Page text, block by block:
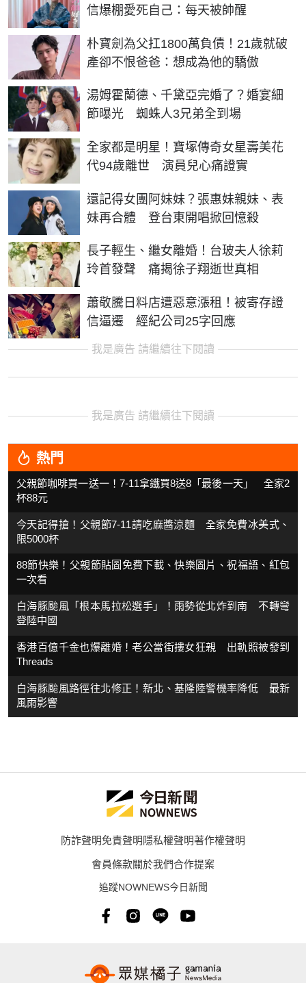
信爆棚愛死自己：每天被帥醒
朴寶劍為父扛1800萬負債！21歲就破
產卻不恨爸爸：想成為他的驕傲
湯姆霍蘭德、千黛亞完婚了？婚宴細
節曝光 蜘蛛人3兄弟全到場
全家都是明星！寶塚傳奇女星壽美花
代94歲離世 演員兒心痛證實
還記得女團阿妹妹？張惠妹親妹、表
妹再合體 登台東開唱掀回憶殺
長子輕生、繼女離婚！台玻夫人徐莉
玲首發聲 痛揭徐子翔逝世真相
蕭敬騰日料店遭惡意漲租！被寄存證
信逼遷 經紀公司25字回應
我是廣告 請繼續往下閱讀
我是廣告 請繼續往下閱讀
熱門
父親節咖啡買一送一！7-11拿鐵買8送8「最後一天」 全家2
杯88元
今天記得搶！父親節7-11請吃麻醬涼麵 全家免費冰美式、
限5000杯
88節快樂！父親節貼圖免費下載、快樂圖片、祝福語、紅包
一次看
白海豚颱風「根本馬拉松選手」！雨勢從北炸到南 不轉彎
登陸中國
香港百億千金也爆離婚！老公當街摟女狂親 出軌照被發到
Threads
白海豚颱風路徑往北修正！新北、基隆陸警機率降低 最新
風雨影響
防詐聲明免責聲明隱私權聲明著作權聲明
會員條款關於我們合作提案
追蹤NOWNEWS今日新聞